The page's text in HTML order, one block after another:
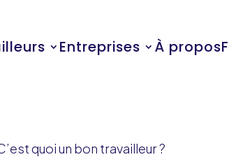
Entreprises À propos
quoi un bon travailleur ?